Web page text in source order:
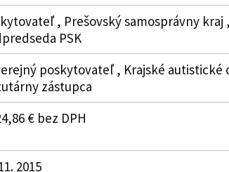
, Prešovský samosprávny kraj
PSK
poskytovateľ , Krajské autistické
zástupca
€ bez DPH
2015